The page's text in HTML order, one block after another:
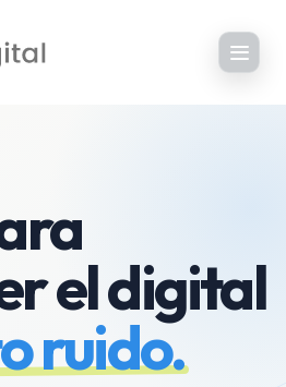
el digital
ruido.